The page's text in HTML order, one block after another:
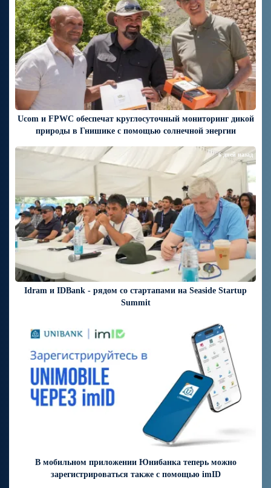
Ucom и FPWC обеспечат круглосуточный мониторинг дикой
природы в Гнишике с помощью солнечной энергии
Idram и IDBank - рядом со стартапами на Seaside Startup
Summit
6 дней назад
В мобильном приложении Юнибанка теперь можно
зарегистрироваться также с помощью imID
7 дней назад